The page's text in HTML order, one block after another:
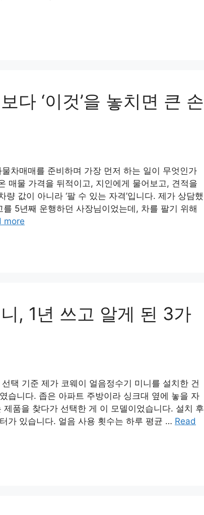
다 ‘이것’을 놓치면 큰 손
차매매를 준비하며 가장 먼저 하는 일이 무엇인가
매물 가격을 뒤적이고, 지인에게 물어보고, 견적을
값이 아니라 ‘팔 수 있는 자격’입니다. 제가 상담했
5년째 운행하던 사장님이었는데, 차를 팔기 위해
more
, 1년 쓰고 알게 된 3가
택 기준 제가 코웨이 얼음정수기 미니를 설치한 건
습니다. 좁은 아파트 주방이라 싱크대 옆에 놓을 자
품을 찾다가 선택한 게 이 모델이었습니다. 설치 후
가 있습니다. 얼음 사용 횟수는 하루 평균 … Read